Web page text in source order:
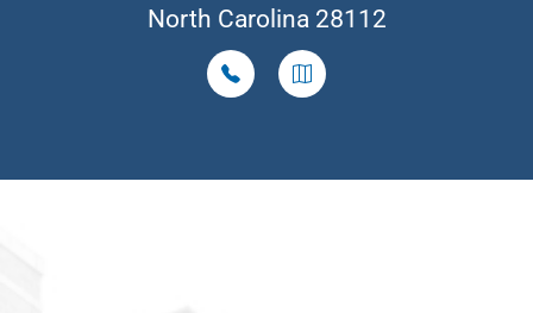
North Carolina 28112